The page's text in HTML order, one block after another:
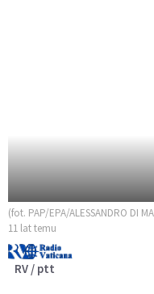
(fot. PAP/EPA/ALESSANDRO DI
11 lat temu
RV / ptt